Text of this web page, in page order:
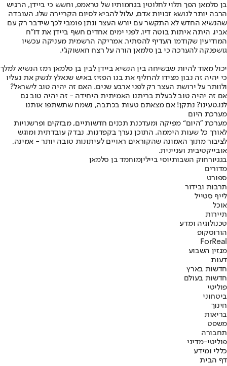
בן סלמאן הפך תלוי לחלוטין בגחמותיו של טראמפ, וחשש כי ביידן, הרגיש
הרבה יותר לנושא זכויות אדם, עלול להביא לסיום הקריירה שלו. העובדה
שהנשיא החדש לא התקשר עם יורש העצר ונתן פומבי לכך שידבר רק עם
אביו, היתה איתות בוטה דיו. לפני ימים אחדים חשף ביידן את דו"ח
המודיעין שקודמו העדיף להסתיר. אמריקה הרשמית מעניקה עכשיו
גושפנקה להערכה כי בן סלמאן הורה על רצח חאשוקג'י.
יכול מאוד להיות שבשיחה בין הנשיא ביידן לבין בן סלמאן רמז הנשיא למלך
כי יהיה זה נבון מצידו להחליף את בנו הפזיז באיש שנאלץ לנשק את נעליו
ולוותר על ירושת העצר רק לפני ארבע שנים. האם זה יהיה טוב לישראל?
אם זה יהיה טוב לבעלת בריתנו האמיתית היחידה - זה יהיה טוב גם
לנו.טעינו? נתקן! אם מצאתם טעות בכתבה, נשמח שתשתפו אותנו
מערכת היום
מערכת "היום“ מפיקה ומעדכנת תכנים חדשותיים, מבזקים ופרשנויות
לאורך כל שעות היממה. התוכן נערך בקפדנות, נבדק עובדתית ומוגש
לציבור מתוך האמונה שהקוראים ראויים לעיתונות טובה יותר - אמינה,
אובייקטיבית ועניינית.
בגגיורחוק השבותיוסי בייליןמוחמד בן סלמאן
מדורים
ספורט
תרבות ובידור
לייף סטייל
אוכל
תיירות
טכנולוגיה ומדע
הורוסקופ
ForReal
מגזין השבוע
דעות
חדשות בארץ
חדשות בעולם
פוליטי
ביטחוני
חינוך
בריאות
משפט
תחבורה
פוליטי-מדיני
כללי ומידע
דף הבית